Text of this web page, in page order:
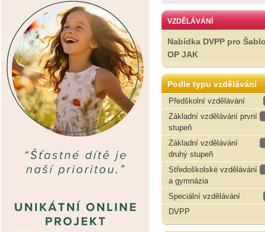
VZDĚLÁVÁNÍ
Nabídka DVPP pro
OP JAK
Podle typu vzdělávání
Předškolní vzdělávání
Základní vzdělávání první
stupeň
Základní vzdělávání
druhý stupeň
Středoškolské vzdělávání
a gymnázia
Speciální vzdělávání
DVPP